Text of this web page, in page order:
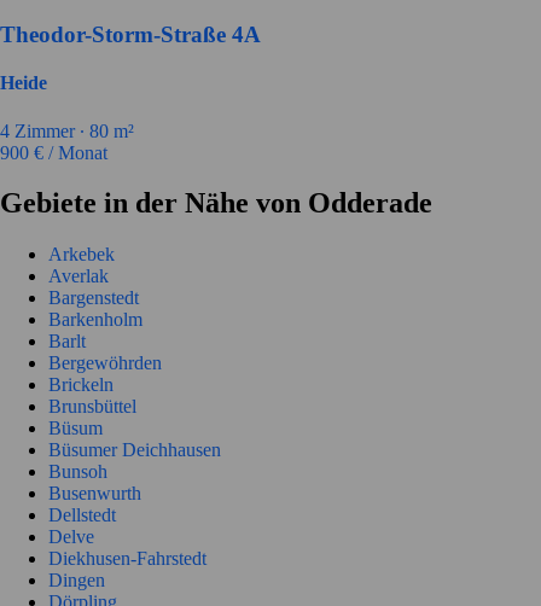
Theodor-Storm-Straße 4A
Heide
4 Zimmer ∙ 80 m²
900 € / Monat
Gebiete in der Nähe von Odderade
Arkebek
Averlak
Bargenstedt
Barkenholm
Barlt
Bergewöhrden
Brickeln
Brunsbüttel
Büsum
Büsumer Deichhausen
Bunsoh
Busenwurth
Dellstedt
Delve
Diekhusen-Fahrstedt
Dingen